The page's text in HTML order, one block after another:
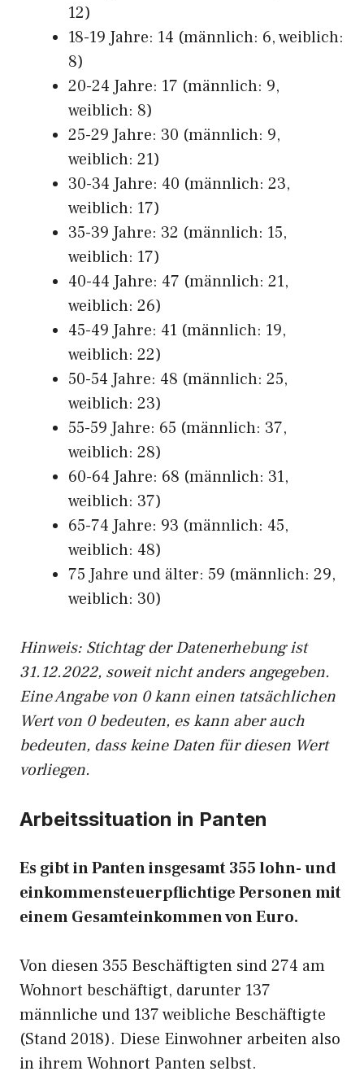
12)
18-19 Jahre: 14 (männlich: 6, weiblich:
8)
20-24 Jahre: 17 (männlich: 9,
weiblich: 8)
25-29 Jahre: 30 (männlich: 9,
weiblich: 21)
30-34 Jahre: 40 (männlich: 23,
weiblich: 17)
35-39 Jahre: 32 (männlich: 15,
weiblich: 17)
40-44 Jahre: 47 (männlich: 21,
weiblich: 26)
45-49 Jahre: 41 (männlich: 19,
weiblich: 22)
50-54 Jahre: 48 (männlich: 25,
weiblich: 23)
55-59 Jahre: 65 (männlich: 37,
weiblich: 28)
60-64 Jahre: 68 (männlich: 31,
weiblich: 37)
65-74 Jahre: 93 (männlich: 45,
weiblich: 48)
75 Jahre und älter: 59 (männlich: 29,
weiblich: 30)
Hinweis: Stichtag der Datenerhebung ist
31.12.2022, soweit nicht anders angegeben.
Eine Angabe von 0 kann einen tatsächlichen
Wert von 0 bedeuten, es kann aber auch
bedeuten, dass keine Daten für diesen Wert
vorliegen.
Arbeitssituation in Panten
Es gibt in Panten insgesamt 355 lohn- und
einkommensteuerpflichtige Personen mit
einem Gesamteinkommen von Euro.
Von diesen 355 Beschäftigten sind 274 am
Wohnort beschäftigt, darunter 137
männliche und 137 weibliche Beschäftigte
(Stand 2018). Diese Einwohner arbeiten also
in ihrem Wohnort Panten selbst.